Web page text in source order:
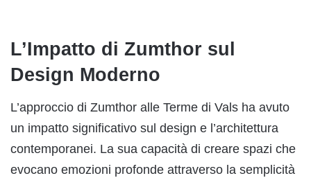
L’Impatto di Zumthor sul
Design Moderno
L’approccio di Zumthor alle Terme di Vals ha avuto
un impatto significativo sul design e l’architettura
contemporanei. La sua capacità di creare spazi che
evocano emozioni profonde attraverso la semplicità